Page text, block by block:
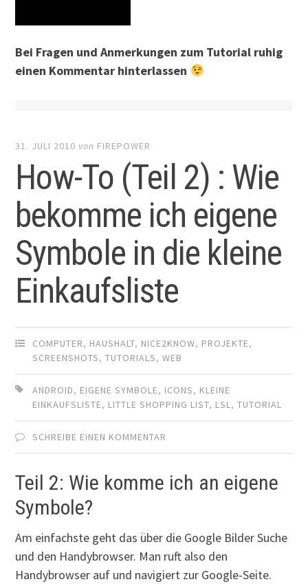
Bei Fragen und Anmerkungen zum Tutorial ruhig
einen Kommentar hinterlassen
31. JULI 2010 von FIREPOWER
How-To (Teil 2) : Wie
bekomme ich eigene
Symbole in die kleine
Einkaufsliste
COMPUTER, HAUSHALT, NICE2KNOW, PROJEKTE,
SCREENSHOTS,TUTORIALS,WEB
ANDROID, EIGENE SYMBOLE, ICONS, KLEINE
EINKAUFSLISTE, LITTLE SHOPPING LIST, LSL,TUTORIAL
SCHREIBE EINEN KOMMENTAR
Teil 2: Wie komme ich an eigene
Symbole?
Am einfachste geht das über die Google Bilder Suche
und den Handybrowser. Man ruft also den
Handybrowser auf und navigiert zur Google-Seite.